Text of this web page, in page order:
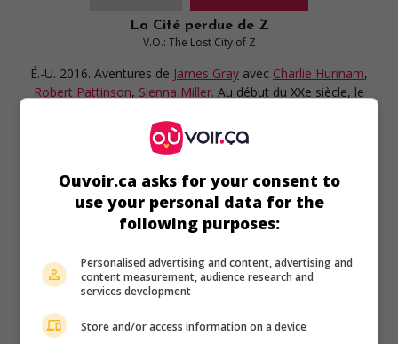
La Cité perdue de Z
V.O.: The Lost City of Z
É.-U. 2016. Aventures de James Gray avec Charlie Hunnam,
Robert Pattinson, Sienna Miller. Au début du XXe siècle, le
d'expéditions en Amazonie, à la recherche d'une ancienne
cité perdue.
Durée: 140 min.
au cinéma
Queen of the Desert
Ouvoir.ca asks for your consent to
use your personal data for the
following purposes:
Personalised advertising and content, advertising and
content measurement, audience research and
services development
Store and/or access information on a device